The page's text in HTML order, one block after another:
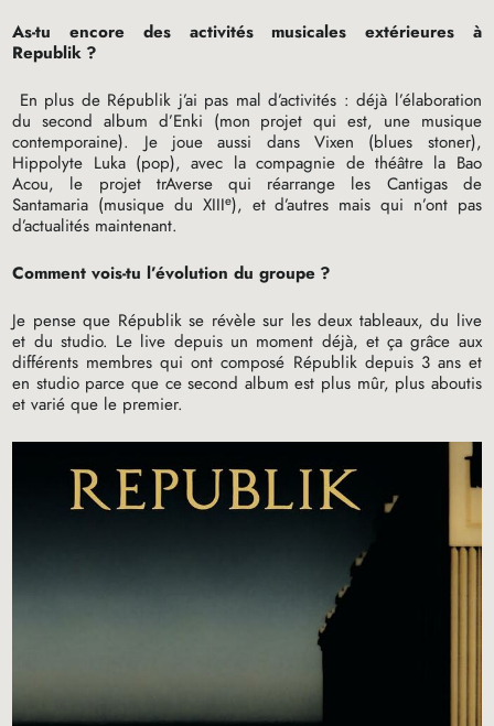
As-tu encore des activités musicales extérieures à
Republik ?
En plus de Républik j’ai pas mal d’activités : déjà l’élaboration
du second album d’Enki (mon projet qui est, une musique
contemporaine). Je joue aussi dans Vixen (blues stoner),
Hippolyte Luka (pop), avec la compagnie de théâtre la Bao
Acou, le projet trAverse qui réarrange les Cantigas de
Santamaria (musique du XIIIe), et d’autres mais qui n’ont pas
d’actualités maintenant.
Comment vois-tu l’évolution du groupe ?
Je pense que Républik se révèle sur les deux tableaux, du live
et du studio. Le live depuis un moment déjà, et ça grâce aux
différents membres qui ont composé Républik depuis 3 ans et
en studio parce que ce second album est plus mûr, plus aboutis
et varié que le premier.